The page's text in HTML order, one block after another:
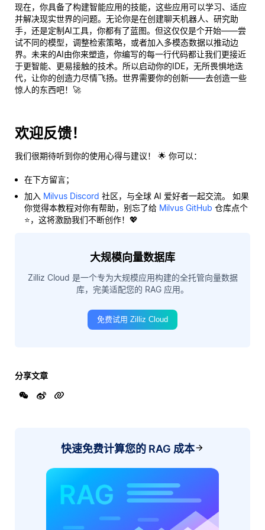
现在，你具备了构建智能应用的技能，这些应用可以学习、 适应
并解决现实世界的问题。无论你是在创建聊天机器人、研究助
手，还是定制AI工具，你都有了蓝图。但这仅仅是个开始——尝
试不同的模型，调整检索策略，或者加入多模态数据以推动边
界。未来的AI由你来塑造，你编写的每一行代码都让我们更接近
于更智能、更易接触的技术。所以启动你的IDE，无所畏惧地迭
代，让你的创造力尽情飞扬。世界需要你的创新——去创造一些
惊人的东西吧！🚀
欢迎反馈！
我们很期待听到你的使用心得与建议！ 🌟 你可以：
在下方留言；
加入 Milvus Discord 社区，与全球 AI 爱好者一起交流。 如果
你觉得本教程对你有帮助，别忘了给 Milvus GitHub 仓库点个
⭐，这将激励我们不断创作！💖
大规模向量数据库
Zilliz Cloud 是一个专为大规模应用构建的全托管向量数据
库，完美适配您的 RAG 应用。
免费试用 Zilliz Cloud
分享文章
快速免费计算您的 RAG 成本